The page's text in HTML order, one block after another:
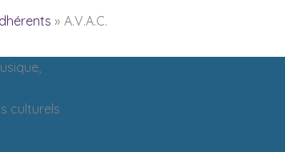
A.V.A.C.
culturels